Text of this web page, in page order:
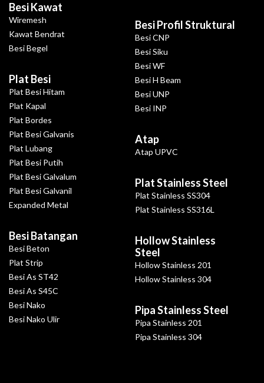
Besi Kawat
Wiremesh
Kawat Bendrat
Besi Begel
Plat Besi
Plat Besi Hitam
Plat Kapal
Plat Bordes
Plat Besi Galvanis
Plat Lubang
Plat Besi Putih
Plat Besi Galvalum
Plat Besi Galvanil
Expanded Metal
Besi Batangan
Besi Beton
Plat Strip
Besi As ST42
Besi As S45C
Besi Nako
Besi Nako Ulir
Besi Profil Struktural
Besi CNP
Besi Siku
Besi WF
Besi H Beam
Besi UNP
Besi INP
Atap
Atap UPVC
Plat Stainless Steel
Plat Stainless SS304
Plat Stainless SS316L
Hollow Stainless
Steel
Hollow Stainless 201
Hollow Stainless 304
Pipa Stainless Steel
Pipa Stainless 201
Pipa Stainless 304